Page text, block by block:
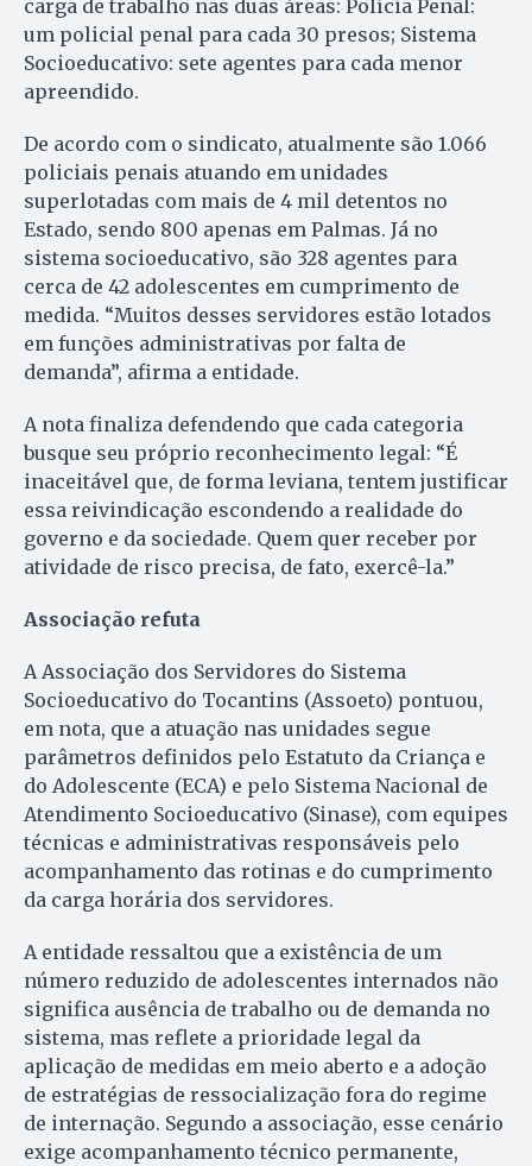
carga de trabalho nas duas áreas: Polícia Penal:
um policial penal para cada 30 presos; Sistema
Socioeducativo: sete agentes para cada menor
apreendido.
De acordo com o sindicato, atualmente são 1.066
policiais penais atuando em unidades
superlotadas com mais de 4 mil detentos no
Estado, sendo 800 apenas em Palmas. Já no
sistema socioeducativo, são 328 agentes para
cerca de 42 adolescentes em cumprimento de
medida. “Muitos desses servidores estão lotados
em funções administrativas por falta de
demanda”, afirma a entidade.
A nota finaliza defendendo que cada categoria
busque seu próprio reconhecimento legal: “É
inaceitável que, de forma leviana, tentem justificar
essa reivindicação escondendo a realidade do
governo e da sociedade. Quem quer receber por
atividade de risco precisa, de fato, exercê-la.”
Associação refuta
A Associação dos Servidores do Sistema
Socioeducativo do Tocantins (Assoeto) pontuou,
em nota, que a atuação nas unidades segue
parâmetros definidos pelo Estatuto da Criança e
do Adolescente (ECA) e pelo Sistema Nacional de
Atendimento Socioeducativo (Sinase), com equipes
técnicas e administrativas responsáveis pelo
acompanhamento das rotinas e do cumprimento
da carga horária dos servidores.
A entidade ressaltou que a existência de um
número reduzido de adolescentes internados não
significa ausência de trabalho ou de demanda no
sistema, mas reflete a prioridade legal da
aplicação de medidas em meio aberto e a adoção
de estratégias de ressocialização fora do regime
de internação. Segundo a associação, esse cenário
exige acompanhamento técnico permanente,